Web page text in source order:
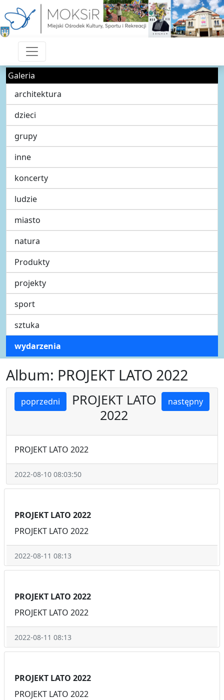
Galeria
architektura
dzieci
grupy
inne
koncerty
ludzie
miasto
natura
Produkty
projekty
sport
sztuka
wydarzenia
Album: PROJEKT LATO 2022
poprzedni następny
PROJEKT LATO
2022
PROJEKT LATO 2022
2022-08-10 08:03:50
PROJEKT LATO 2022
PROJEKT LATO 2022
2022-08-11 08:13
PROJEKT LATO 2022
PROJEKT LATO 2022
2022-08-11 08:13
PROJEKT LATO 2022
PROJEKT LATO 2022